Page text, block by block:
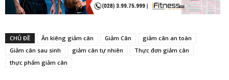
CHỦ ĐỀ Ăn kiêng giảm cân Giảm Cân
giảm cân an toàn
Giảm cân sau sinh
giảm cân tự nhiên
Thực đơn giảm cân
thực phẩm giảm cân